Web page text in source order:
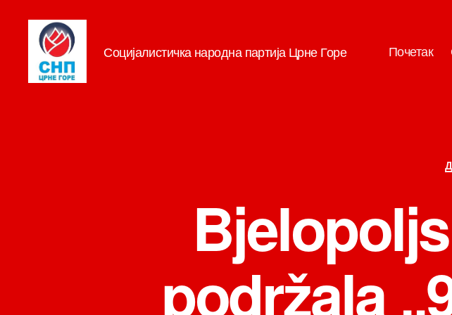
Социјалистичка народна партија Црне Горе Почетак
podržala